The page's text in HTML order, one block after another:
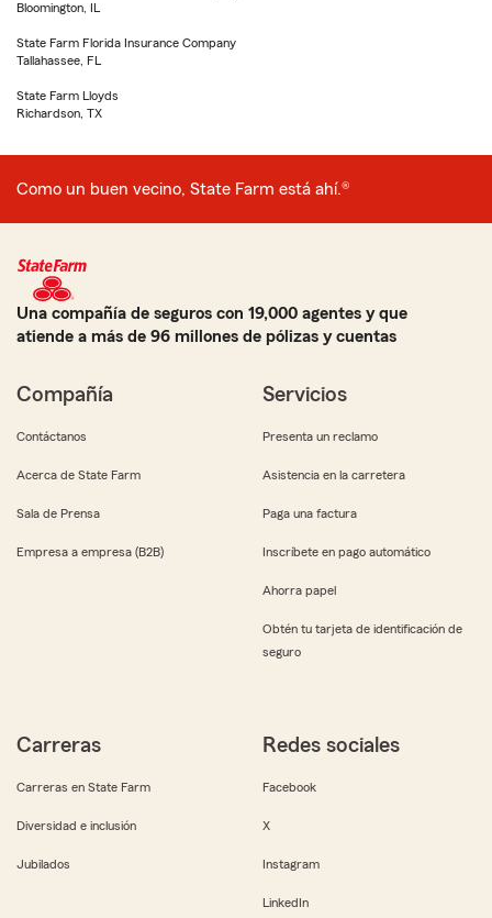
Bloomington, IL
State Farm Florida Insurance Company
Tallahassee, FL
State Farm Lloyds
Richardson, TX
Como un buen vecino, State Farm está ahí.®
Una compañía de seguros con 19,000 agentes y que
atiende a más de 96 millones de pólizas y cuentas
Compañía
Contáctanos
Acerca de State Farm
Sala de Prensa
Empresa a empresa (B2B)
Servicios
Presenta un reclamo
Asistencia en la carretera
Paga una factura
Inscríbete en pago automático
Ahorra papel
Obtén tu tarjeta de identificación de
seguro
Carreras
Carreras en State Farm
Diversidad e inclusión
Jubilados
Redes sociales
Facebook
X
Instagram
LinkedIn